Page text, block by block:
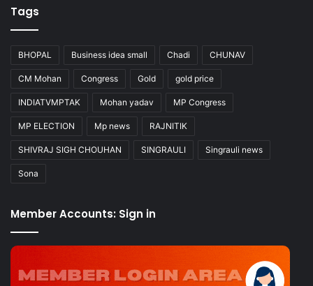
Tags
BHOPAL Business idea small Chadi CHUNAV
CM Mohan Congress Gold gold price
INDIATVMPTAK Mohan yadav MP Congress
MP ELECTION Mp news RAJNITIK
SHIVRAJ SIGH CHOUHAN SINGRAULI Singrauli news
Sona
Member Accounts: Sign in